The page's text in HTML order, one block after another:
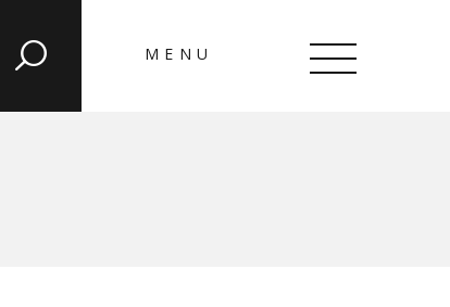
MENU
CLOSE